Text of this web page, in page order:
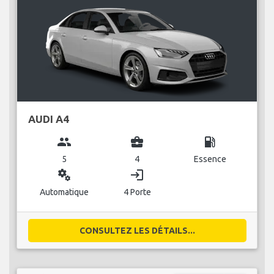
AUDI A4
group
5
business_center
4
local_gas_station
Essence
miscellaneous_services
Automatique
login
4 Porte
CONSULTEZ LES DÉTAILS...